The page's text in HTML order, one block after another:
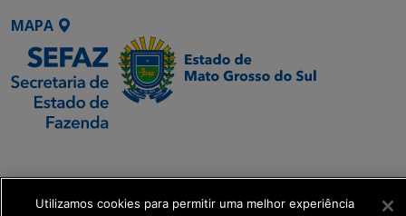
MAPA
Executiva de
Transformação Digital
Utilizamos cookies para permitir uma melhor experiência